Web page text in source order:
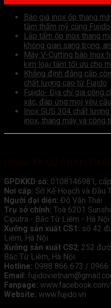
Báo giá inox ốp thang
tầm thẩm mỹ cùng Fujido
Lắp tấm ốp inox thang
không gian sang trọng,
Máy V-Cutting bào Inox
kim loại tấm tối ưu cho
Khẳng định đẳng cấp
chất lượng cao từ Fujido
Fujido- Địa chỉ gia công
xác, đáp ứng mọi yêu
Inox SUS 304 chất
inox, thang máy và công
GPDKKD số: 0108146981,
Nơi cấp: Sở Kế Hoạch và Đầu
Người đại diện: Đỗ Văn Thái
Trụ sở chính: Toà 6201
Ciputra - Bắc Từ Liêm - Hà Nội
Xưởng sản xuất CS1: số 42
Liêm, Hà Nội
Xưởng sản xuất CS2: 252
Bắc Từ Liêm, Hà Nội
Hotline: 0988 866 673 / 0966
Email:
Fanpage:
Website: www.fujido.vn